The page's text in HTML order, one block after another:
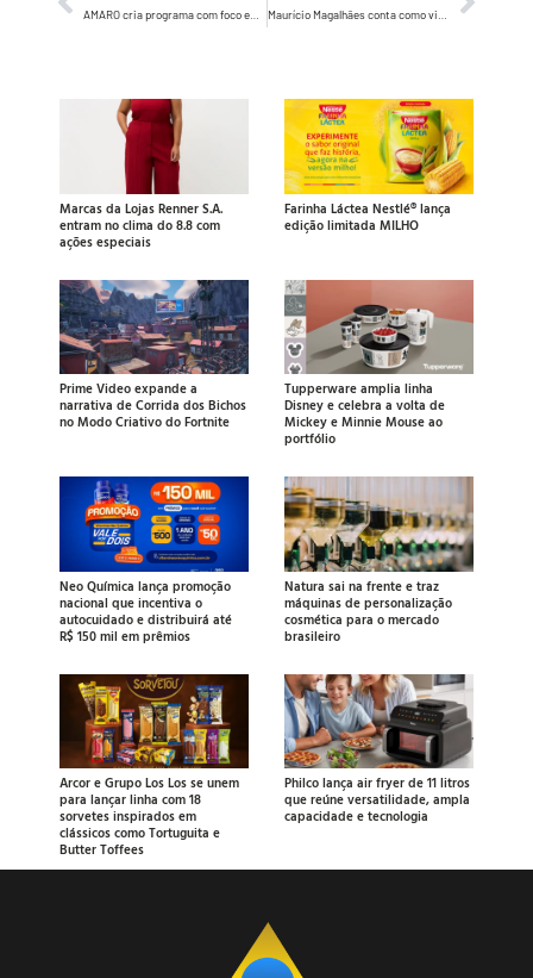
Marcas da Lojas Renner S.A.
entram no clima do 8.8 com
ações especiais
Farinha Láctea Nestlé® lança
edição limitada MILHO
Prime Video expande a
narrativa de Corrida dos Bichos
no Modo Criativo do Fortnite
Tupperware amplia linha
Disney e celebra a volta de
Mickey e Minnie Mouse ao
portfólio
Neo Química lança promoção
nacional que incentiva o
autocuidado e distribuirá até
R$ 150 mil em prêmios
Natura sai na frente e traz
máquinas de personalização
cosmética para o mercado
brasileiro
Arcor e Grupo Los Los se unem
para lançar linha com 18
sorvetes inspirados em
clássicos como Tortuguita e
Butter Toffees
Philco lança air fryer de 11 litros
que reúne versatilidade, ampla
capacidade e tecnologia